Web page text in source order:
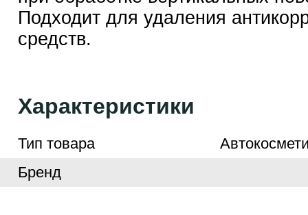
Подходит для удаления
средств.
Характеристики
Тип товара
Бренд